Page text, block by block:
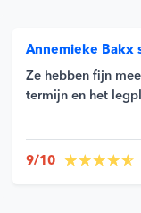
Annemieke Bakx
Ze hebben fijn
termijn en het
9/10